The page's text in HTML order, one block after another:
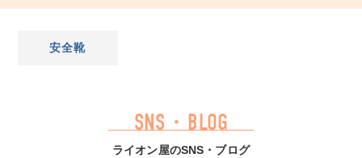
安全靴
SNS・BLOG
ライオン屋のSNS・ブログ